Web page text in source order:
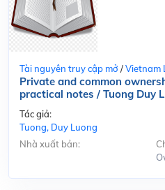
Tài nguyên truy cập mở /Vietnam
Private and common
practical notes / Tuong Duy
Tác giả:
Tuong, Duy Luong
Nhà xuất bản: